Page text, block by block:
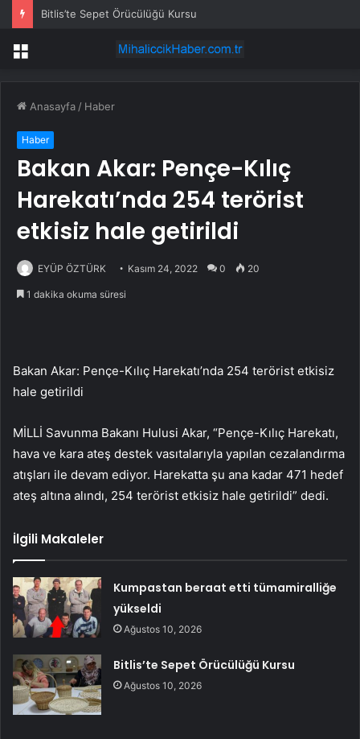
Bitlis’te Sepet Örücülüğü Kursu
Menü
Anasayfa / Haber
Haber
Bakan Akar: Pençe-Kılıç
Harekatı’nda 254 terörist
etkisiz hale getirildi
EYÜP ÖZTÜRK Kasım 24, 2022 0 20
1 dakika okuma süresi
Bakan Akar: Pençe-Kılıç Harekatı’nda 254 terörist etkisiz
hale getirildi
MİLLİ Savunma Bakanı Hulusi Akar, “Pençe-Kılıç Harekatı,
hava ve kara ateş destek vasıtalarıyla yapılan cezalandırma
atışları ile devam ediyor. Harekatta şu ana kadar 471 hedef
ateş altına alındı, 254 terörist etkisiz hale getirildi” dedi.
İlgili Makaleler
Kumpastan beraat etti tümamiralliğe
yükseldi
Ağustos 10, 2026
Bitlis’te Sepet Örücülüğü Kursu
Ağustos 10, 2026